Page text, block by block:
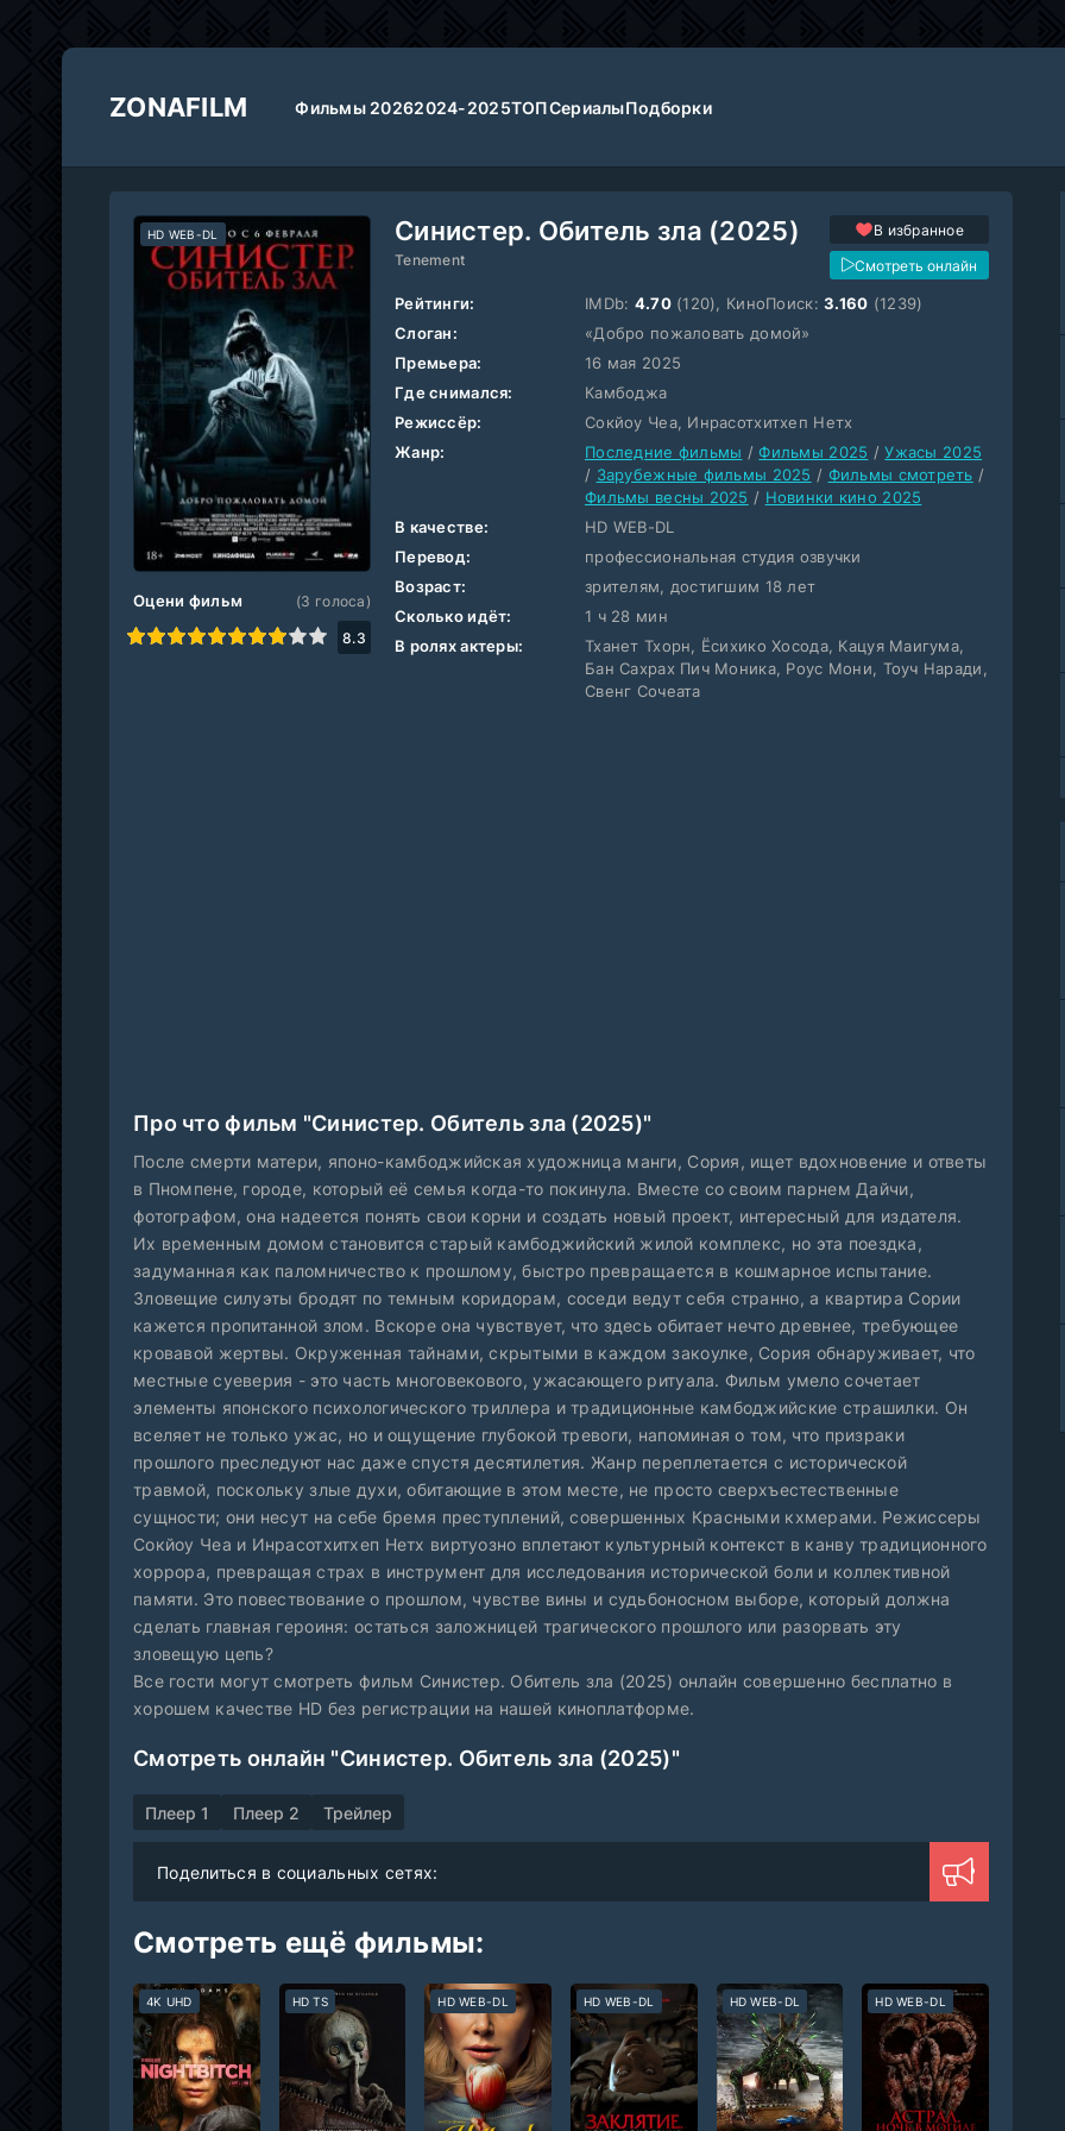
ZONAFILM Фильмы 20262024-2025ТОПСериалыПодборки
Синистер. Обитель зла (2025)
Tenement
В избранное
Смотреть онлайн
HD WEB-DL
Оцени фильм
7 8 9 10
(3 голоса)
8.3
Рейтинги: IMDb: 4.70(120), КиноПоиск:3.160 (1239)
Слоган:
«Добро пожаловать домой»
Премьера:
16 мая 2025
Где снимался:
Камбоджа
Режиссёр:
Сокйоу Чеа, Инрасотхитхеп Нетх
Жанр:
Последние фильмы /Фильмы 2025 /Ужасы 2025
/ Зарубежные фильмы 2025 / Фильмы смотреть /
Фильмы весны 2025 / Новинки кино 2025
В качестве:
HD WEB-DL
Перевод:
профессиональная студия озвучки
Возраст:
зрителям, достигшим 18 лет
Сколько идёт:
1 ч 28 мин
В ролях актеры:
Тханет Тхорн, Ёсихико Хосода, Кацуя Маигума,
Бан Сахрах Пич Моника, Роус Мони, Тоуч Наради,
Свенг Сочеата
Про что фильм "Синистер. Обитель зла (2025)"
После смерти матери, японо-камбоджийская художница манги, Сория, ищет вдохновение и ответы
в Пномпене, городе, который её семья когда-то покинула. Вместе со своим парнем Дайчи,
фотографом, она надеется понять свои корни и создать новый проект, интересный для издателя.
Их временным домом становится старый камбоджийский жилой комплекс, но эта поездка,
задуманная как паломничество к прошлому, быстро превращается в кошмарное испытание.
Зловещие силуэты бродят по темным коридорам, соседи ведут себя странно, а квартира Сории
кажется пропитанной злом. Вскоре она чувствует, что здесь обитает нечто древнее, требующее
кровавой жертвы. Окруженная тайнами, скрытыми в каждом закоулке, Сория обнаруживает, что
местные суеверия - это часть многовекового, ужасающего ритуала. Фильм умело сочетает
элементы японского психологического триллера и традиционные камбоджийские страшилки. Он
вселяет не только ужас, но и ощущение глубокой тревоги, напоминая о том, что призраки
прошлого преследуют нас даже спустя десятилетия. Жанр переплетается с исторической
травмой, поскольку злые духи, обитающие в этом месте, не просто сверхъестественные
сущности; они несут на себе бремя преступлений, совершенных Красными кхмерами. Режиссеры
Сокйоу Чеа и Инрасотхитхеп Нетх виртуозно вплетают культурный контекст в канву традиционного
хоррора, превращая страх в инструмент для исследования исторической боли и коллективной
памяти. Это повествование о прошлом, чувстве вины и судьбоносном выборе, который должна
сделать главная героиня: остаться заложницей трагического прошлого или разорвать эту
зловещую цепь?
Все гости могут смотреть фильм Синистер. Обитель зла (2025) онлайн совершенно бесплатно в
хорошем качестве HD без регистрации на нашей киноплатформе.
Смотреть онлайн "Синистер. Обитель зла (2025)"
Плеер 1 Плеер 2 Трейлер
Поделиться в социальных сетях:
Смотреть ещё фильмы:
4K UHD HD TS HD WEB-DL HD WEB-DL HD WEB-DL HD WEB-DL